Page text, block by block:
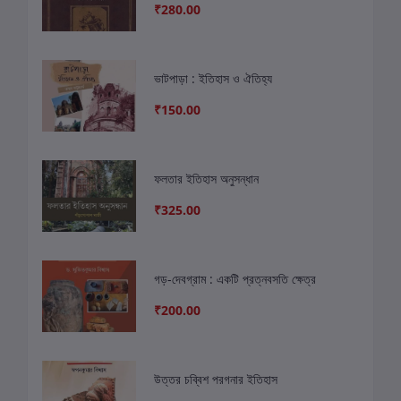
₹280.00
ভাটপাড়া : ইতিহাস ও ঐতিহ্য
₹150.00
ফলতার ইতিহাস অনুসন্ধান
₹325.00
গড়-দেবগ্রাম : একটি প্রত্নবসতি ক্ষেত্র
₹200.00
উত্তর চব্বিশ পরগনার ইতিহাস